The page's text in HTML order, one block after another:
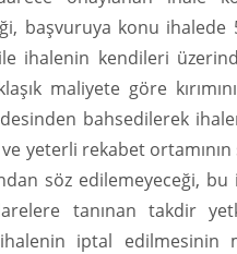
başvuruya konu
ihalenin kendileri
maliyete göre
bahsedilerek
yeterli rekabet ortamının
söz edilemeyeceği,
tanınan takdir
iptal edilmesinin